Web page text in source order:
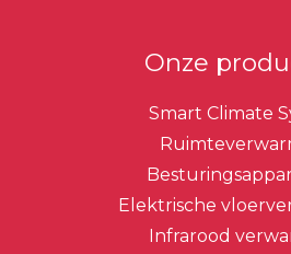
Onze
Smart Climate
Elektrische
Infrarood